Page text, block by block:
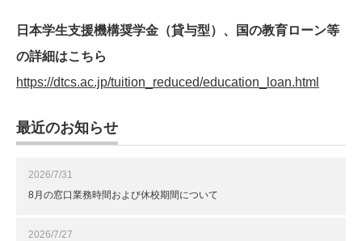
日本学生支援機構奨学金（貸与型）、国の教育ローン等
の詳細はこちら
https://dtcs.ac.jp/tuition_reduced/education_loan.html
最近のお知らせ
2026/7/31
8月の窓口業務時間および休校期間について
2026/7/27